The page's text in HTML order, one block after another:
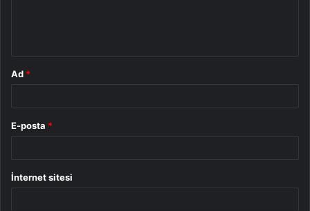
Ad *
E-posta *
İnternet sitesi